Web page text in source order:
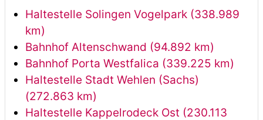
Haltestelle Solingen Vogelpark (338.989
km)
Bahnhof Altenschwand (94.892 km)
Bahnhof Porta Westfalica (339.225 km)
Haltestelle Stadt Wehlen (Sachs)
(272.863 km)
Haltestelle Kappelrodeck Ost (230.113